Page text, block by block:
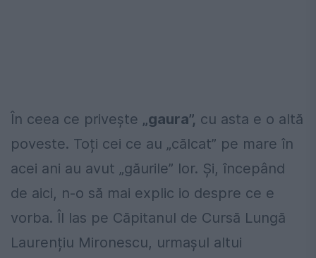
În ceea ce privește „gaura”, cu asta e o altă
poveste. Toți cei ce au „călcat” pe mare în
acei ani au avut „găurile” lor. Și, începând
de aici, n-o să mai explic io despre ce e
vorba. Îl las pe Căpitanul de Cursă Lungă
Laurențiu Mironescu, urmașul altui